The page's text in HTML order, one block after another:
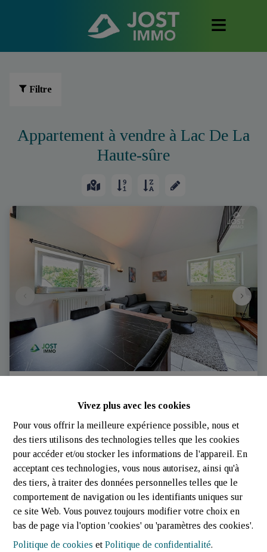
Vivez plus avec les cookies
Pour vous offrir la meilleure expérience possible, nous et
des tiers utilisons des technologies telles que les cookies
pour accéder et/ou stocker les informations de l'appareil. En
acceptant ces technologies, vous nous autorisez, ainsi qu'à
des tiers, à traiter des données personnelles telles que le
comportement de navigation ou les identifiants uniques sur
ce site Web. Vous pouvez toujours modifier votre choix en
bas de page via l'option 'cookies' ou 'paramètres des cookies'.
Politique de cookies etPolitique de confidentialité.
Filtre
Appartement à vendre à Lac De La
Haute-sûre
Rue Abbé Welter 6, 9660 Lac De La Haute-Sûre
(Luxembourg) | Ref: 3271
€ 275.000
1 1 61 m²